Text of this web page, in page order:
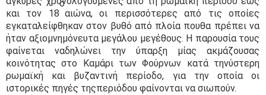
και τον 18
ο
αιώνα, οι περισσότερες από τις οποίες
εγκαταλείφθηκαν στον βυθό από πλοία πουθα πρέπει να
ήταν αξιομνημόνευτα μεγάλου μεγέθους. Η παρουσία τους
φαίνεται ναδηλώνει την ύπαρξη μίας ακμάζουσας
κοινότητας στο Καμάρι των Φούρνων κατά τηνύστερη
ρωμαϊκή και βυζαντινή περίοδο, για την οποία οι
ιστορικές πηγές τηςπεριόδου φαίνονται να σιωπούν.